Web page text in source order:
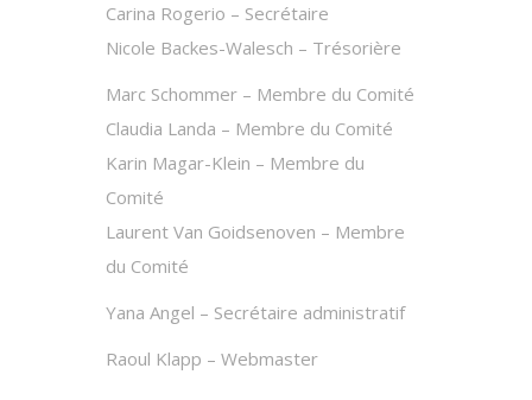
Carina Rogerio – Secrétaire
Nicole Backes-Walesch – Trésorière
Marc Schommer – Membre du Comité
Claudia Landa – Membre du Comité
Karin Magar-Klein – Membre du
Comité
Laurent Van Goidsenoven – Membre
du Comité
Yana Angel – Secrétaire administratif
Raoul Klapp – Webmaster